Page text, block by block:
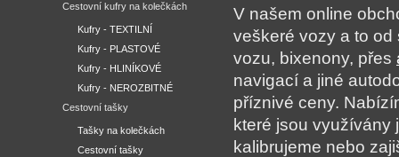
V našem online
veškeré vozy a to
vozu, bixenony, přes
navigací a jiné
příznivé ceny.
které jsou
kalibrujeme nebo
Cestovní kufry na kolečkách
Kufry - TEXTILNÍ
Kufry - PLASTOVÉ
Kufry - HLINÍKOVÉ
Kufry - NEROZBITNÉ
Cestovní tašky
Tašky na kolečkách
Cestovní tašky